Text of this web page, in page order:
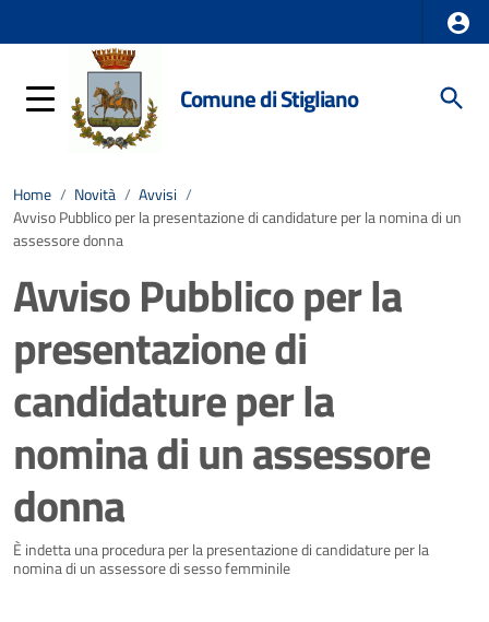
Comune di Stigliano
Home / Novità / Avvisi /
Avviso Pubblico per la presentazione di candidature per la nomina di un
assessore donna
Avviso Pubblico per la
presentazione di
candidature per la
nomina di un assessore
donna
Dettagli della notizia
È indetta una procedura per la presentazione di candidature per la
nomina di un assessore di sesso femminile